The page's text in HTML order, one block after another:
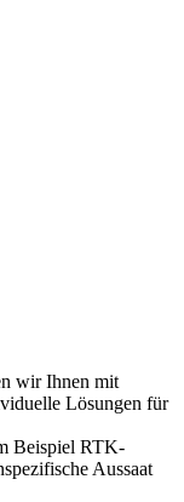
wir Ihnen mit
Lösungen für
Beispiel RTK-
Aussaat